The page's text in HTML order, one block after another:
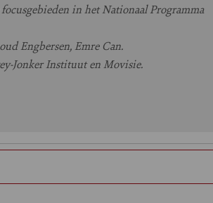
in het Nationaal Programma
Engbersen, Emre Can.
Jonker Instituut en Movisie.